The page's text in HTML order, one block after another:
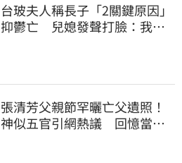
台玻夫人稱長子「2關鍵原因」
抑鬱亡 兒媳發聲打臉：我從
張清芳父親節罕曬亡父遺照！
神似五官引網熱議 回憶當年